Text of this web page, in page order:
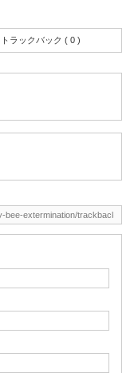
トラックバック ( 0 )